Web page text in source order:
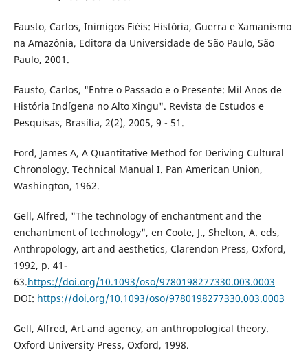
Fausto, Carlos, Inimigos Fiéis: História, Guerra e Xamanismo
na Amazônia, Editora da Universidade de São Paulo, São
Paulo, 2001.
Fausto, Carlos, "Entre o Passado e o Presente: Mil Anos de
História Indígena no Alto Xingu". Revista de Estudos e
Pesquisas, Brasília, 2(2), 2005, 9 - 51.
Ford, James A, A Quantitative Method for Deriving Cultural
Chronology. Technical Manual I. Pan American Union,
Washington, 1962.
Gell, Alfred, "The technology of enchantment and the
enchantment of technology", en Coote, J., Shelton, A. eds,
Anthropology, art and aesthetics, Clarendon Press, Oxford,
1992, p. 41-
63.https://doi.org/10.1093/oso/9780198277330.003.0003
DOI: https://doi.org/10.1093/oso/9780198277330.003.0003
Gell, Alfred, Art and agency, an anthropological theory.
Oxford University Press, Oxford, 1998.